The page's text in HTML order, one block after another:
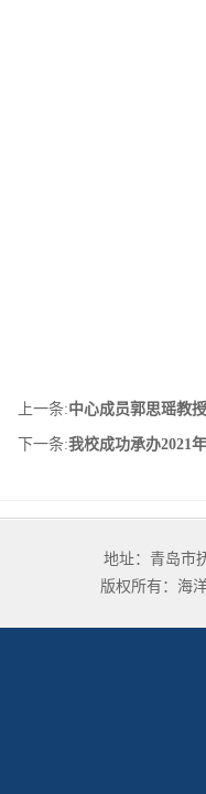
上一条:中心成员郭思瑶教
下一条:我校成功承办2021
地址：青岛市
版权所有：海